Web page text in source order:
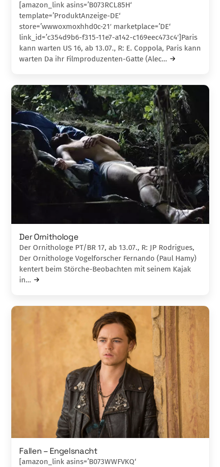
[amazon_link asins=’B073RCL85H‘
template=’ProduktAnzeige-DE‘
store=’wwwoxmoxhhd0c-21′ marketplace=’DE‘
link_id=’c354d9b6-f315-11e7-a142-c169eec473c4′]Paris
kann warten US 16, ab 13.07., R: E. Coppola, Paris kann
warten Da ihr Filmproduzenten-Gatte (Alec…
Der Ornithologe
Der Ornithologe PT/BR 17, ab 13.07., R: JP Rodrigues,
Der Ornithologe Vogelforscher Fernando (Paul Hamy)
kentert beim Störche-Beobachten mit seinem Kajak
in…
Fallen – Engelsnacht
[amazon_link asins=’B073WWFVKQ‘